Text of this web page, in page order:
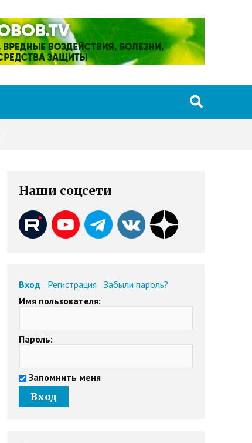
Наши соцсети
Вход Регистрация
Забыли пароль?
Имя пользователя:
Пароль:
Запомнить меня